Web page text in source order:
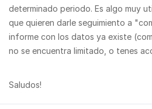
determinado periodo. Es algo muy
que quieren darle seguimiento a
informe con los datos ya existe
no se encuentra limitado, o tenes
Saludos!